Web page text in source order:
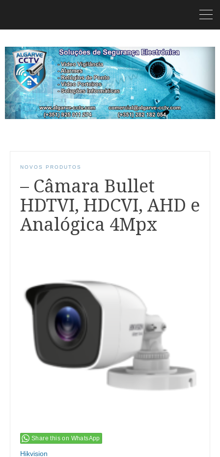
NOVOS PRODUTOS
– Câmara Bullet
HDTVI, HDCVI, AHD e
Analógica 4Mpx
Share this on WhatsApp
Hikvision